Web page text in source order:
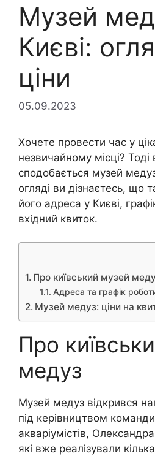
Музей
Києві:
ціни
05.09.2023
Хочете провести час у
незвичайному місці?
сподобається музей
огляді ви дізнаєтесь, що
його адреса у Києві,
вхідний квиток.
Про київський музей
Адреса та графік
Музей медуз: ціни на
Про
медуз
Музей медуз відкрився
під керівництвом
акваріумістів,
які вже реалізували